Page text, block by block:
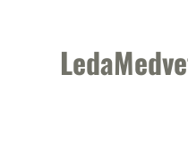
navigation